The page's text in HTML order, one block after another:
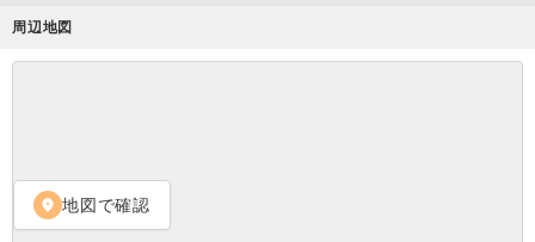
周辺地図
location_on 地図で確認